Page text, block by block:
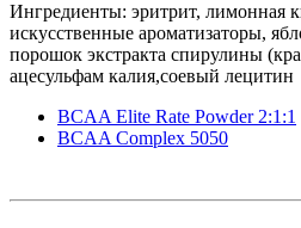
Ингредиенты: эритрит, лимонная
искусственные ароматизаторы,
порошок экстракта спирулины
ацесульфам калия,соевый лецитин
BCAA Elite Rate Powder 2:1:1
BCAA Complex 5050